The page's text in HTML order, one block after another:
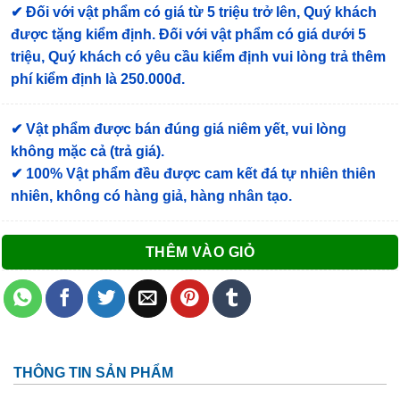
✔ Đối với vật phẩm có giá từ 5 triệu trở lên, Quý khách
được tặng kiểm định. Đối với vật phẩm có giá dưới 5
triệu, Quý khách có yêu cầu kiểm định vui lòng trả thêm
phí kiểm định là 250.000đ.
✔ Vật phẩm được bán đúng giá niêm yết, vui lòng
không mặc cả (trả giá).
✔ 100% Vật phẩm đều được cam kết đá tự nhiên thiên
nhiên, không có hàng giả, hàng nhân tạo.
THÊM VÀO GIỎ
THÔNG TIN SẢN PHẨM